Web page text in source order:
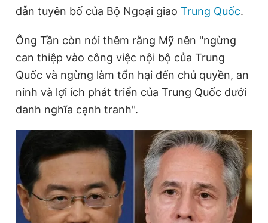
Đọc Thanh Niên trên điện thoại
Theo dõi báo trên
Hotline
0906 645 777
Liên hệ quảng cáo
0908 780 404
dẫn tuyên bố của Bộ Ngoại giao Trung Quốc.
Ông Tần còn nói thêm rằng Mỹ nên "ngừng
can thiệp vào công việc nội bộ của Trung
Quốc và ngừng làm tổn hại đến chủ quyền, an
ninh và lợi ích phát triển của Trung Quốc dưới
danh nghĩa cạnh tranh".